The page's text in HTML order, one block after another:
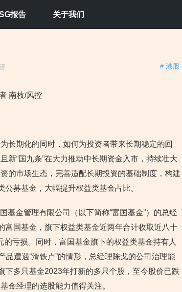
报告 关于我们
# 港股
南枝/风控
长期化的同时，如何为投资者带来长期稳定的回
新“国九条”在大力推动中长期资金入市，持续壮大
的市场生态，完善适配长期投资的基础制度，构建
公募基金，大幅提升权益类基金占比。
基金管理有限公司（以下简称“富国基金”）的总经
富国基金，旗下权益类基金近两年合计收取近八十
亏损。同时，富国基金旗下的权益类基金持有人
遭遇“滑铁卢”的情形，总经理陈戈的公司治理能
下多只基金2023年打新的多只个股，至今股价已跌
金经理的选股能力值得关注。